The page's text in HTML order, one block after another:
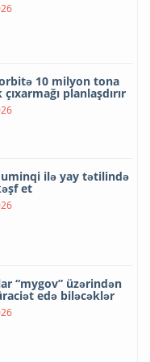
orbitə 10 milyon tona
planlaşdırır
ilə yay tətilində
et
“mygov” üzərindən
edə biləcəklər